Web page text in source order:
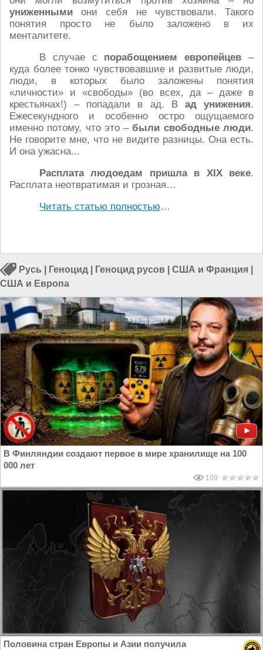
униженными они себя не чувствовали. Такого
понятия просто не было заложено в их
менталитете.
В случае с порабощением европейцев –
куда более тонко чувствовавшие и развитые люди,
люди, в которых было заложены понятия
«личности» и «свободы» (во всех, да – даже в
крестьянах!) – попадали в ад. В ад унижения.
Ежесекундного и особенно остро ощущаемого
именно потому, что это –были свободные люди.
Не говорите мне, что не видите разницы. Она есть.
И она ужасна...
Расплата людоедам пришла в XIX веке.
Расплата неотвратимая и грозная…
Читать статью полностью…
Русь Геноцид Геноцид русов США и Франция
США и Европа
В Финляндии создают первое в мире хранилище на 100
000 лет
109
Половина стран Европы и Азии получила